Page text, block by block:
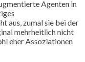
Agenten in
aus, zumal sie bei der
mehrheitlich nicht
eher Assoziationen